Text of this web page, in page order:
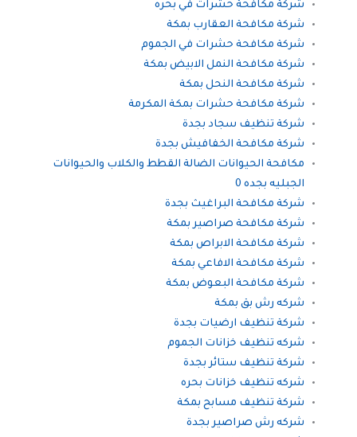
شركة مكافحة حشرات في بحره
شركة مكافحة العقارب بمكة
شركة مكافحة حشرات في الجموم
شركة مكافحة النمل الابيض بمكة
شركة مكافحة النحل بمكة
شركة مكافحة حشرات بمكة المكرمة
شركة تنظيف سجاد بجدة
شركة مكافحة الخفافيش بجدة
مكافحة الحيوانات الضالة القطط والكلاب والحيوانات
الجبليه بجده 0
شركة مكافحة البراغيث بجدة
شركة مكافحة صراصير بمكة
شركة مكافحة الابراص بمكة
شركة مكافحة الافاعي بمكة
شركة مكافحة البعوض بمكة
شركه رش بق بمكة
شركة تنظيف ارضيات بجدة
شركه تنظيف خزانات الجموم
شركة تنظيف ستائر بجدة
شركه تنظيف خزانات بحره
شركة تنظيف مسابح بمكة
شركه رش صراصير بجدة